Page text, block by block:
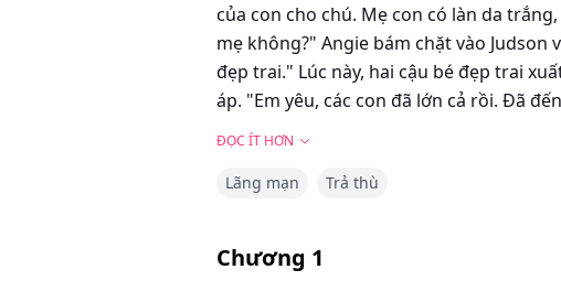
của con cho chú. Mẹ con có làn da
mẹ không?" Angie bám chặt vào
đẹp trai." Lúc này, hai cậu bé đẹp trai
áp. "Em yêu, các con đã lớn cả rồi. Đã
ĐỌC ÍT HƠN
Lãng mạn Trả thù
Chương 1